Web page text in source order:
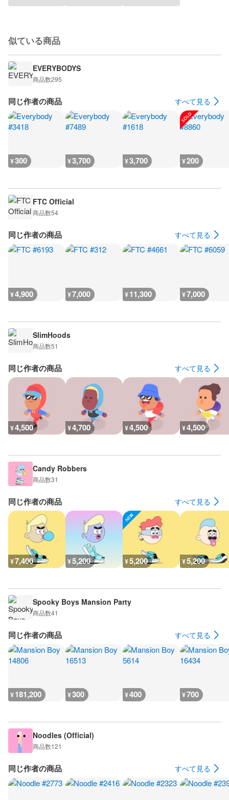
似ている商品
EVERYBODYS
商品数295
同じ作者の商品 すべて見る
¥300 ¥3,700 ¥3,700 ¥200
FTC Official
商品数54
同じ作者の商品 すべて見る
¥4,900 ¥7,000 ¥11,300 ¥7,000
SlimHoods
商品数51
同じ作者の商品 すべて見る
¥4,500 ¥4,700 ¥4,500 ¥4,500
Candy Robbers
商品数31
同じ作者の商品 すべて見る
¥7,400 ¥5,200 ¥5,200 ¥5,200
Spooky Boys Mansion Party
商品数41
同じ作者の商品 すべて見る
¥181,200 ¥300 ¥400 ¥700
Noodles (Official)
商品数121
同じ作者の商品 すべて見る